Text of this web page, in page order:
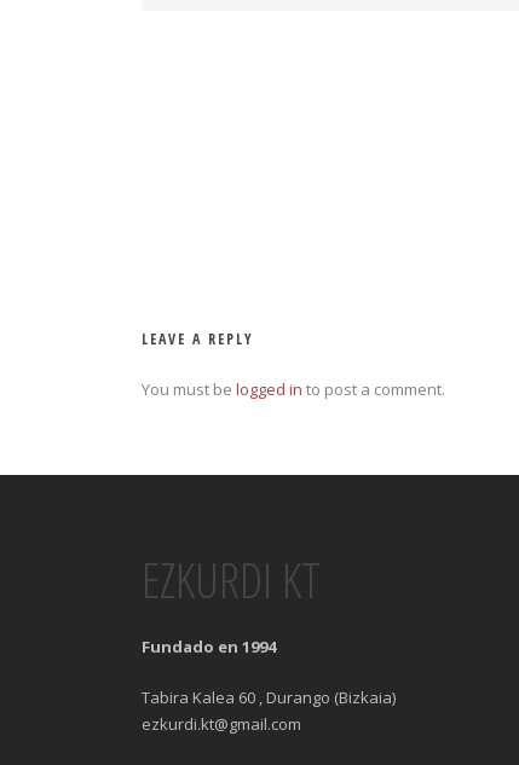
LEAVE A REPLY
You must be logged in to post a comment.
EZKURDI KT
Fundado en 1994
Tabira Kalea 60 , Durango (Bizkaia)
ezkurdi.kt@gmail.com